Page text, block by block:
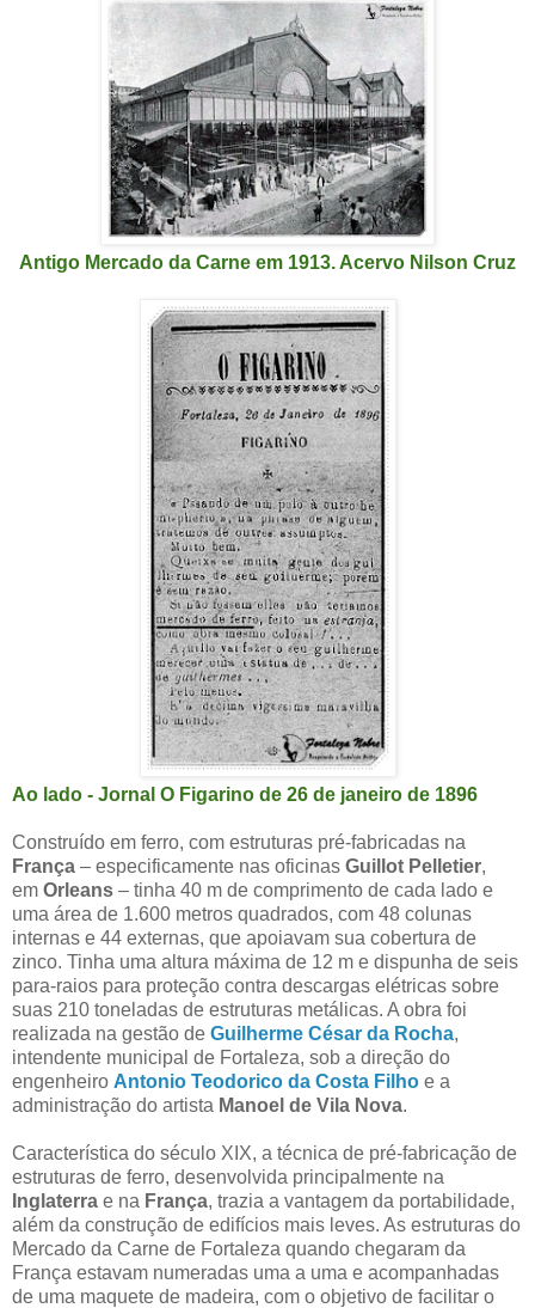
Antigo Mercado da Carne em 1913. Acervo Nilson Cruz
Ao lado - Jornal O Figarino de 26 de janeiro de 1896
Construído em ferro, com estruturas pré-fabricadas na
França – especificamente nas oficinas Guillot Pelletier,
em Orleans – tinha 40 m de comprimento de cada lado e
uma área de 1.600 metros quadrados, com 48 colunas
internas e 44 externas, que apoiavam sua cobertura de
zinco. Tinha uma altura máxima de 12 m e dispunha de seis
para-raios para proteção contra descargas elétricas sobre
suas 210 toneladas de estruturas metálicas. A obra foi
realizada na gestão de Guilherme César da Rocha,
intendente municipal de Fortaleza, sob a direção do
engenheiro Antonio Teodorico da Costa Filho e a
administração do artista Manoel de Vila Nova.
Característica do século XIX, a técnica de pré-fabricação de
estruturas de ferro, desenvolvida principalmente na
Inglaterra e na França, trazia a vantagem da portabilidade,
além da construção de edifícios mais leves. As estruturas do
Mercado da Carne de Fortaleza quando chegaram da
França estavam numeradas uma a uma e acompanhadas
de uma maquete de madeira, com o objetivo de facilitar o